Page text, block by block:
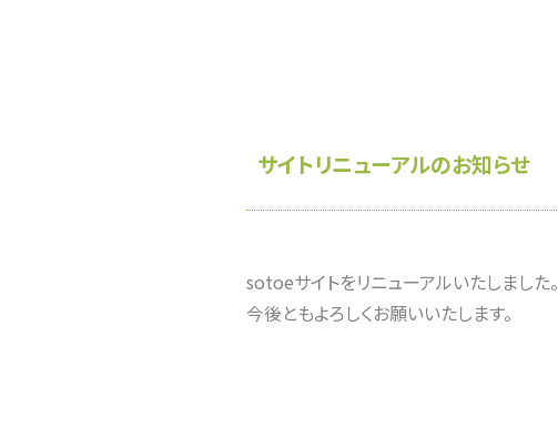
サイトリニューアルのお知らせ
sotoeサイトをリニューアルいたしました。
今後ともよろしくお願いいたします。